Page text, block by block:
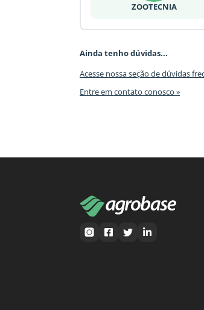
ZOOTECNIA
Ainda tenho dúvidas...
Acesse nossa seção de dúvidas
Entre em contato conosco »